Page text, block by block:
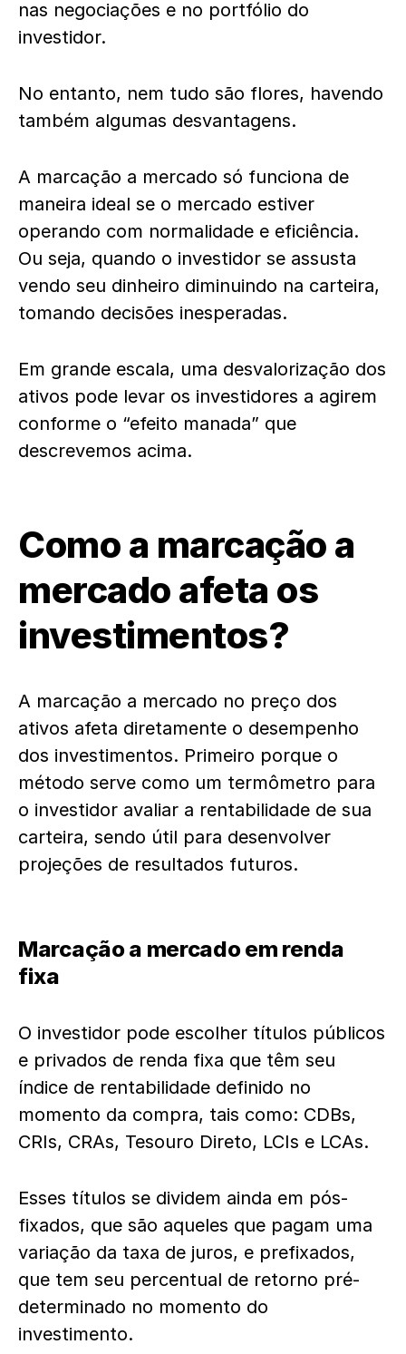
nas negociações e no portfólio do
investidor.
No entanto, nem tudo são flores, havendo
também algumas desvantagens.
A marcação a mercado só funciona de
maneira ideal se o mercado estiver
operando com normalidade e eficiência.
Ou seja, quando o investidor se assusta
vendo seu dinheiro diminuindo na carteira,
tomando decisões inesperadas.
Em grande escala, uma desvalorização dos
ativos pode levar os investidores a agirem
conforme o “efeito manada” que
descrevemos acima.
Como a marcação a
mercado afeta os
investimentos?
A marcação a mercado no preço dos
ativos afeta diretamente o desempenho
dos investimentos. Primeiro porque o
método serve como um termômetro para
o investidor avaliar a rentabilidade de sua
carteira, sendo útil para desenvolver
projeções de resultados futuros.
Marcação a mercado em renda
fixa
O investidor pode escolher títulos públicos
e privados de renda fixa que têm seu
índice de rentabilidade definido no
momento da compra, tais como: CDBs,
CRIs, CRAs, Tesouro Direto, LCIs e LCAs.
Esses títulos se dividem ainda em pós-
fixados, que são aqueles que pagam uma
variação da taxa de juros, e prefixados,
que tem seu percentual de retorno pré-
determinado no momento do
investimento.